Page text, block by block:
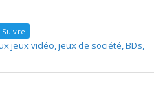
Suivre
jeux vidéo, jeux de société, BDs,